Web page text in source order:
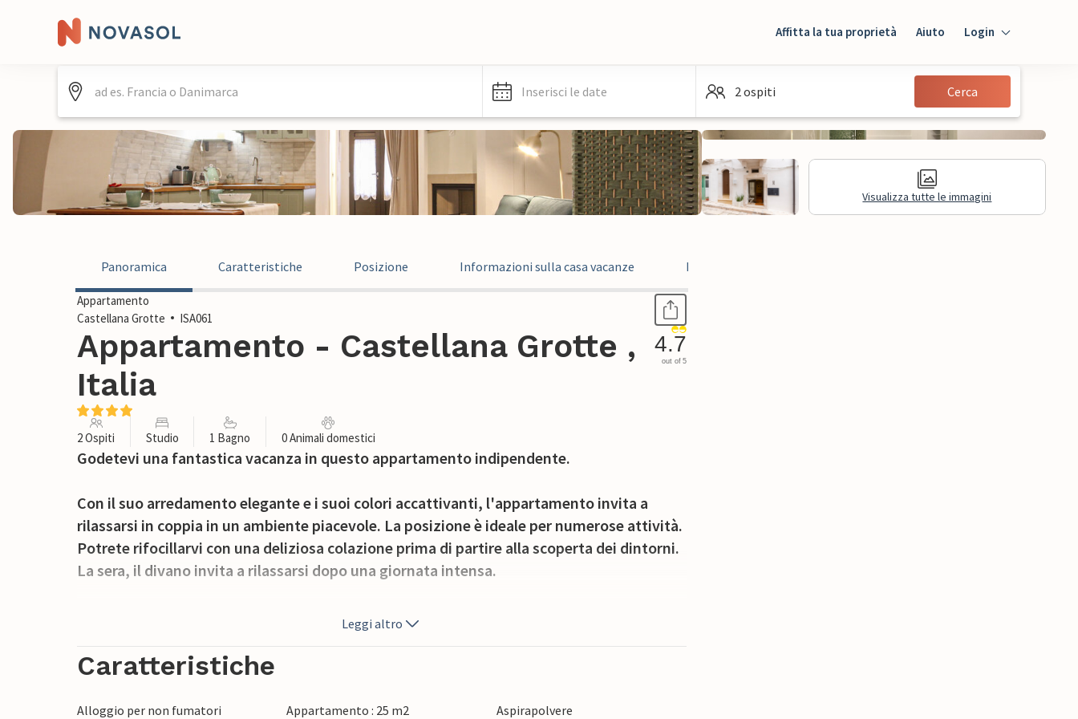
Affitta la tua proprietà Aiuto Login
Ospiti
Inserisci le date 2 ospiti Cerca
Visualizza tutte le immagini
Panoramica Caratteristiche Posizione Informazioni sulla casa vacanze Recensioni
Appartamento
Castellana Grotte
ISA061
Appartamento - Castellana Grotte ,
Italia
4.7
out of 5
2 Ospiti Studio 1 Bagno 0 Animali domestici
Godetevi una fantastica vacanza in questo appartamento indipendente.
Con il suo arredamento elegante e i suoi colori accattivanti, l'appartamento invita a
rilassarsi in coppia in un ambiente piacevole. La posizione è ideale per numerose attività.
Potrete rifocillarvi con una deliziosa colazione prima di partire alla scoperta dei dintorni.
La sera, il divano invita a rilassarsi dopo una giornata intensa.
Godetevi le rilassanti passeggiate nell'incantevole centro storico di Castellana Grotte,
dove potrete ammirare la tipica architettura pugliese e gustare le specialità locali in
accoglienti caffè. Esplorate le famose Grotte di Castellana, che vi porteranno nelle
raggiungibile in auto. Le acque cristalline e le ampie spiagge sabbiose invitano a prendere
Leggi altro
Caratteristiche
Alloggio per non fumatori Appartamento : 25 m2
Aspirapolvere